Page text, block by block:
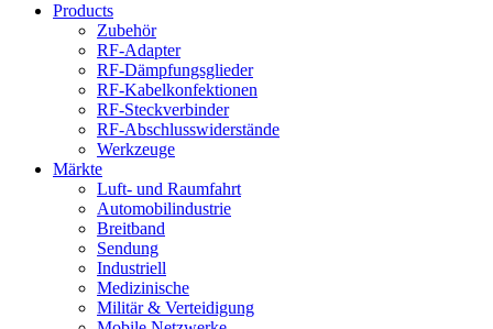
Products
Zubehör
RF-Adapter
RF-Dämpfungsglieder
RF-Kabelkonfektionen
RF-Steckverbinder
RF-Abschlusswiderstände
Werkzeuge
Märkte
Luft- und Raumfahrt
Automobilindustrie
Breitband
Sendung
Industriell
Medizinische
Militär & Verteidigung